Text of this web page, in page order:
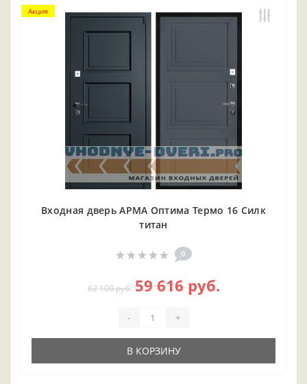
Акция
Входная дверь АРМА Оптима Термо 16 Силк
титан
0
62 100 руб. 59 616 руб.
- +
В КОРЗИНУ